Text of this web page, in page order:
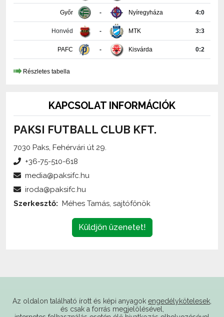
Honvéd MTK 3:3
PAFC Kisvárda 0:2
Részletes tabella
PAKSI FUTBALL CLUB KFT.
7030 Paks, Fehérvári út 29.
Küldjön üzenetet!
internetes felhasználás esetén élő hivatkozás elhelyezésével
(forrás: paksifc.hu) használhatóak fel.